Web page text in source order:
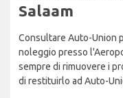
Salaam
Consultare Auto-Union
noleggio presso
sempre di rimuovere i
di restituirlo ad Auto-